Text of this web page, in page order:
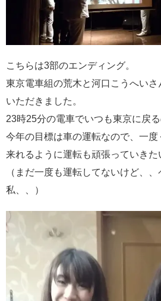
こちらは3部のエンディング。
東京電車組の荒木と河口こうへい
いただきました。
23時25分の電車でいつも東京に戻る
今年の目標は車の運転なので、一
来れるように運転も頑張っていきた
（まだ一度も運転してないけど、
私、、）